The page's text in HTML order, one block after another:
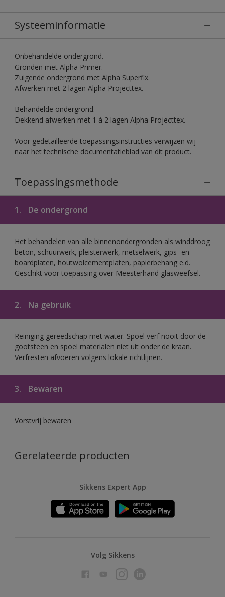
Systeeminformatie
Onbehandelde ondergrond.
Gronden met Alpha Primer.
Zuigende ondergrond met Alpha Superfix.
Afwerken met 2 lagen Alpha Projecttex.
Behandelde ondergrond.
Dekkend afwerken met 1 à 2 lagen Alpha Projecttex.
Voor gedetailleerde toepassingsinstructies verwijzen wij
naar het technische documentatieblad van dit product.
Toepassingsmethode
1. De ondergrond
Het behandelen van alle binnenondergronden als winddroog
beton, schuurwerk, pleisterwerk, metselwerk, gips- en
boardplaten, houtwolcementplaten, papierbehang e.d.
Geschikt voor toepassing over Meesterhand glasweefsel.
2. Na gebruik
Reiniging gereedschap met water. Spoel verf nooit door de
gootsteen en spoel materialen niet uit onder de kraan.
Verfresten afvoeren volgens lokale richtlijnen.
3. Bewaren
Vorstvrij bewaren
Gerelateerde producten
Sikkens Expert App
Volg Sikkens